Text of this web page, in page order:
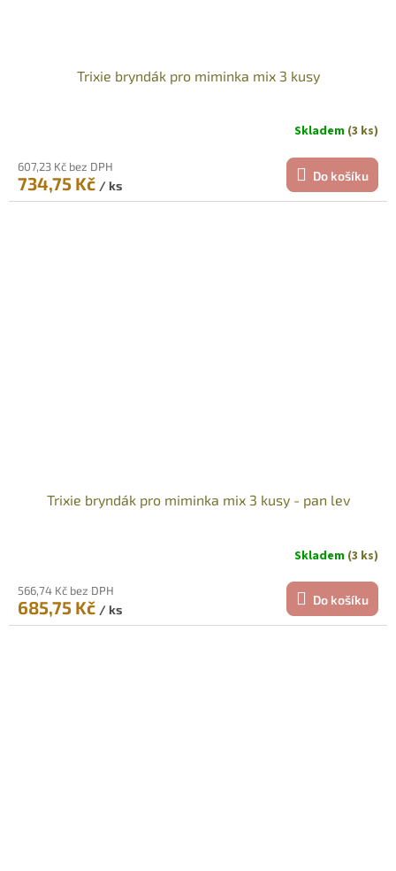
Trixie bryndák pro miminka mix 3 kusy
Skladem (3 ks)
607,23 Kč bez DPH
734,75 Kč / ks
Do košíku
Trixie bryndák pro miminka mix 3 kusy - pan lev
Skladem (3 ks)
566,74 Kč bez DPH
685,75 Kč / ks
Do košíku